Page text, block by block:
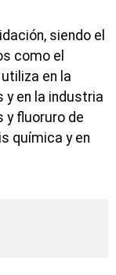
siendo el
como el
en la
en la industria
y fluoruro de
química y en